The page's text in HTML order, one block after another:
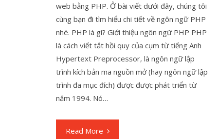
web bằng PHP. Ở bài viết dưới đây, chúng tôi
cùng bạn đi tìm hiểu chi tiết về ngôn ngữ PHP
nhé. PHP là gì? Giới thiệu ngôn ngữ PHP PHP
là cách viết tắt hồi quy của cụm từ tiếng Anh
Hypertext Preprocessor, là ngôn ngữ lập
trình kích bản mã nguồn mở (hay ngôn ngữ lập
trình đa mục đích) được được phát triển từ
năm 1994. Nó…
Read More